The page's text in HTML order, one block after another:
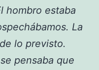
hombro estaba
La
lo previsto.
pensaba que